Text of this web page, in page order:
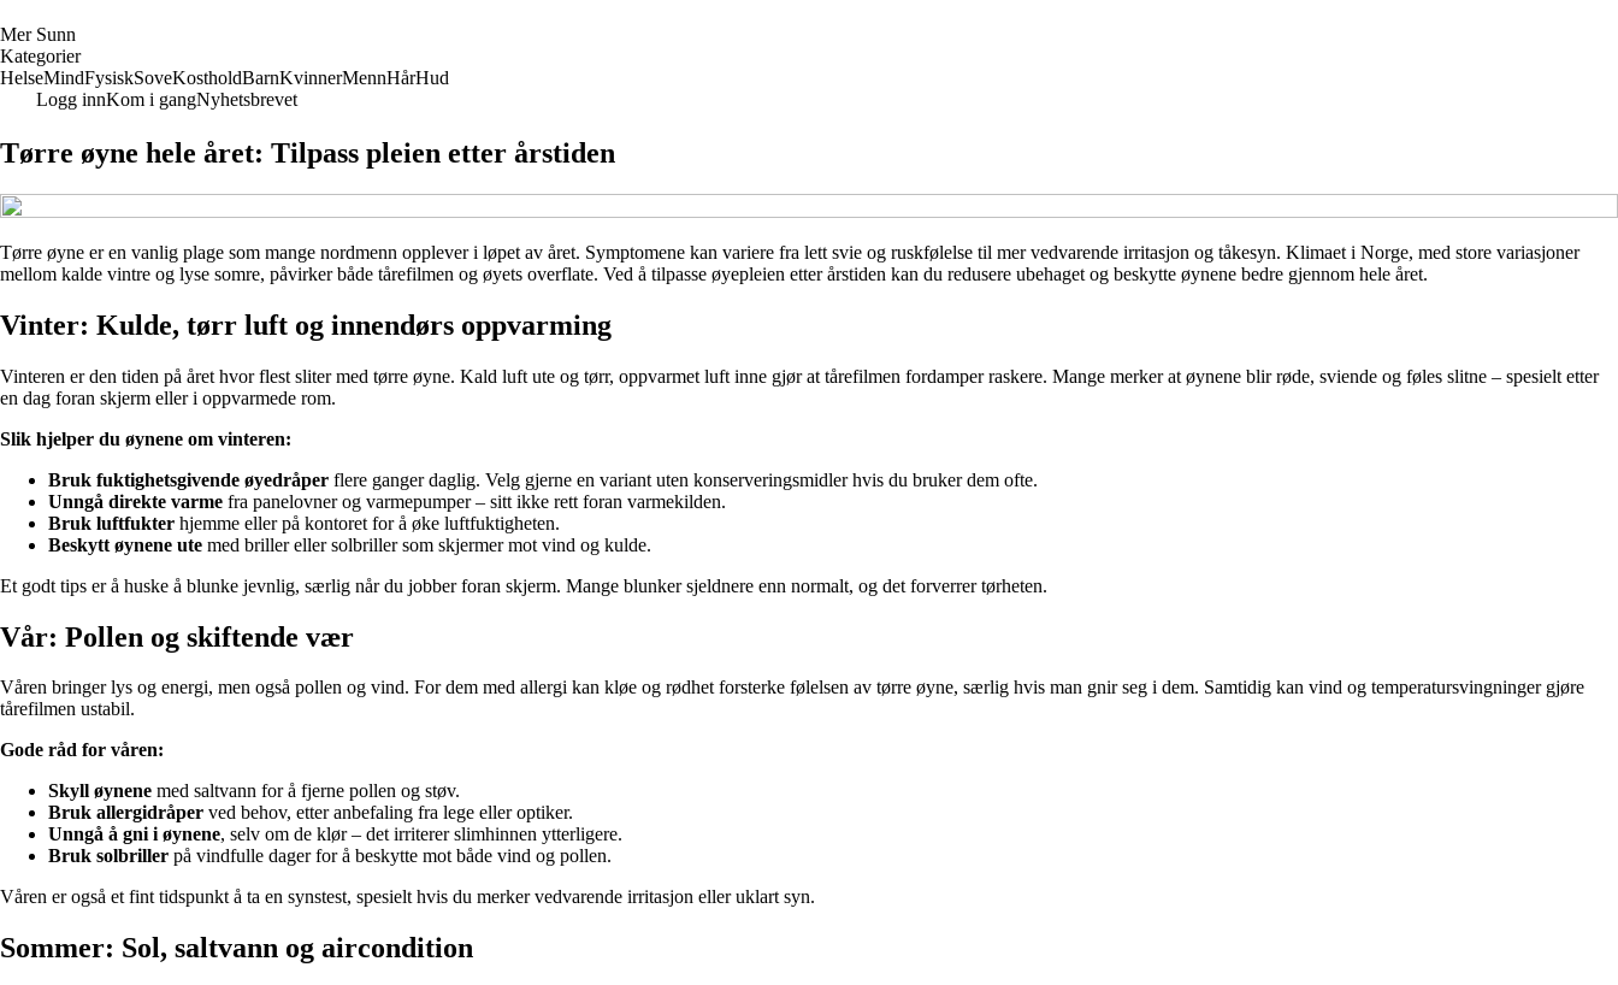
Mer Sunn
Kategorier
HelseMindFysiskSoveKostholdBarnKvinnerMennHårHud
Logg innKom i gangNyhetsbrevet
Tørre øyne hele året: Tilpass pleien etter årstiden
Tørre øyne er en vanlig plage som mange nordmenn opplever i løpet av året. Symptomene kan variere fra lett svie og ruskfølelse til mer vedvarende irritasjon og tåkesyn. Klimaet i Norge, med store variasjoner
mellom kalde vintre og lyse somre, påvirker både tårefilmen og øyets overflate. Ved å tilpasse øyepleien etter årstiden kan du redusere ubehaget og beskytte øynene bedre gjennom hele året.
Vinter: Kulde, tørr luft og innendørs oppvarming
Vinteren er den tiden på året hvor flest sliter med tørre øyne. Kald luft ute og tørr, oppvarmet luft inne gjør at tårefilmen fordamper raskere. Mange merker at øynene blir røde, sviende og føles slitne – spesielt etter
en dag foran skjerm eller i oppvarmede rom.
Slik hjelper du øynene om vinteren:
Bruk fuktighetsgivende øyedråper flere ganger daglig. Velg gjerne en variant uten konserveringsmidler hvis du bruker dem ofte.
Unngå direkte varme fra panelovner og varmepumper – sitt ikke rett foran varmekilden.
Bruk luftfukter hjemme eller på kontoret for å øke luftfuktigheten.
Beskytt øynene ute med briller eller solbriller som skjermer mot vind og kulde.
Et godt tips er å huske å blunke jevnlig, særlig når du jobber foran skjerm. Mange blunker sjeldnere enn normalt, og det forverrer tørheten.
Vår: Pollen og skiftende vær
Våren bringer lys og energi, men også pollen og vind. For dem med allergi kan kløe og rødhet forsterke følelsen av tørre øyne, særlig hvis man gnir seg i dem. Samtidig kan vind og temperatursvingninger gjøre
tårefilmen ustabil.
Gode råd for våren:
Skyll øynene med saltvann for å fjerne pollen og støv.
Bruk allergidråper ved behov, etter anbefaling fra lege eller optiker.
Unngå å gni i øynene, selv om de klør – det irriterer slimhinnen ytterligere.
Bruk solbriller på vindfulle dager for å beskytte mot både vind og pollen.
Våren er også et fint tidspunkt å ta en synstest, spesielt hvis du merker vedvarende irritasjon eller uklart syn.
Sommer: Sol, saltvann og aircondition